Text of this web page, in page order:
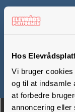
Hos
Vi bruger
og til at indsamle
at forbedre
annoncering eller
Om